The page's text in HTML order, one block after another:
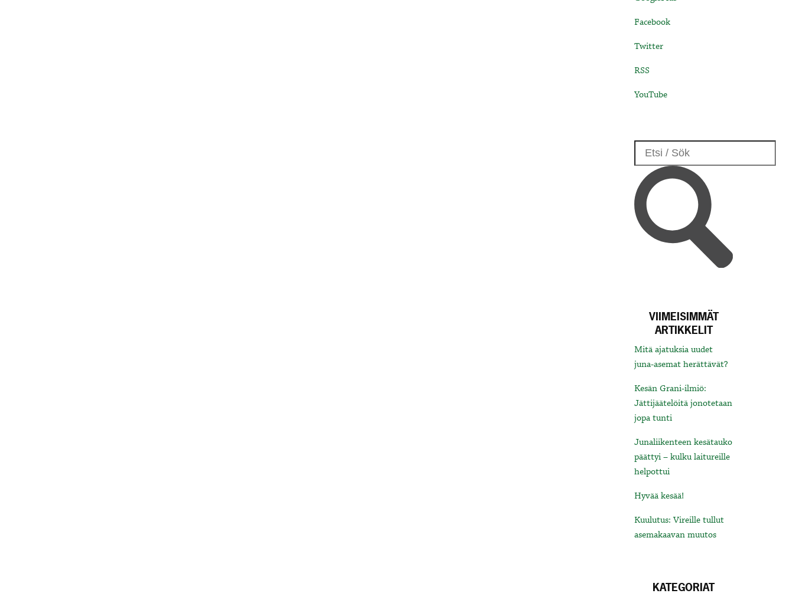
Facebook
Twitter
RSS
YouTube
VIIMEISIMMÄT
ARTIKKELIT
Mitä ajatuksia uudet
juna-asemat herättävät?
Kesän Grani-ilmiö:
Jättijäätelöitä jonotetaan
jopa tunti
Junaliikenteen kesätauko
päättyi – kulku laitureille
helpottui
Hyvää kesää!
Kuulutus: Vireille tullut
asemakaavan muutos
KATEGORIAT